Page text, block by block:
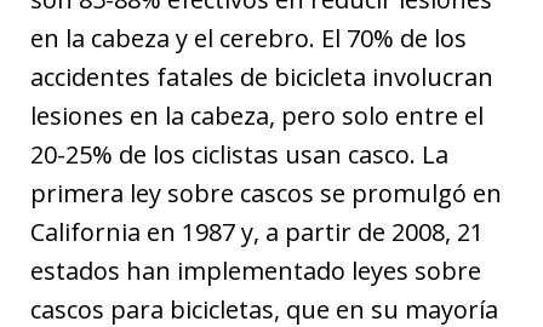
en la cabeza y el cerebro. El 70% de los
accidentes fatales de bicicleta involucran
lesiones en la cabeza, pero solo entre el
20-25% de los ciclistas usan casco. La
primera ley sobre cascos se promulgó en
California en 1987 y, a partir de 2008, 21
estados han implementado leyes sobre
cascos para bicicletas, que en su mayoría